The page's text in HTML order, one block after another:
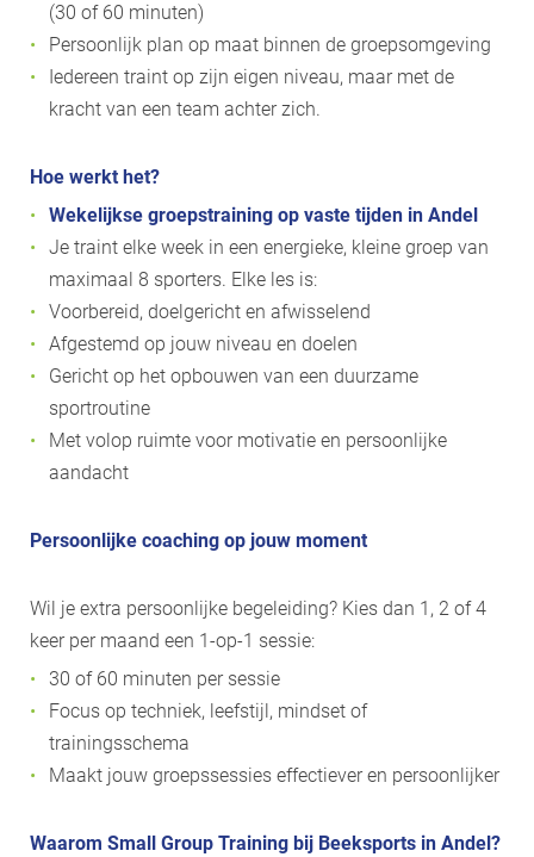
(30 of 60 minuten)
Persoonlijk plan op maat binnen de groepsomgeving
Iedereen traint op zijn eigen niveau, maar met de
kracht van een team achter zich.
Hoe werkt het?
Wekelijkse groepstraining op vaste tijden in Andel
Je traint elke week in een energieke, kleine groep van
maximaal 8 sporters. Elke les is:
Voorbereid, doelgericht en afwisselend
Afgestemd op jouw niveau en doelen
Gericht op het opbouwen van een duurzame
sportroutine
Met volop ruimte voor motivatie en persoonlijke
aandacht
Persoonlijke coaching op jouw moment
Wil je extra persoonlijke begeleiding? Kies dan 1, 2 of 4
keer per maand een 1-op-1 sessie:
30 of 60 minuten per sessie
Focus op techniek, leefstijl, mindset of
trainingsschema
Maakt jouw groepssessies effectiever en persoonlijker
Waarom Small Group Training bij Beeksports in Andel?